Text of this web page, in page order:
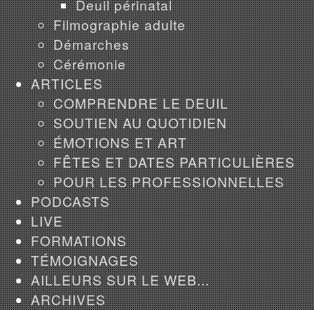
Deuil périnatal
Filmographie adulte
Démarches
Cérémonie
ARTICLES
COMPRENDRE LE DEUIL
SOUTIEN AU QUOTIDIEN
ÉMOTIONS ET ART
FÊTES ET DATES PARTICULIÈRES
POUR LES PROFESSIONNELLES
PODCASTS
LIVE
FORMATIONS
TÉMOIGNAGES
AILLEURS SUR LE WEB...
ARCHIVES